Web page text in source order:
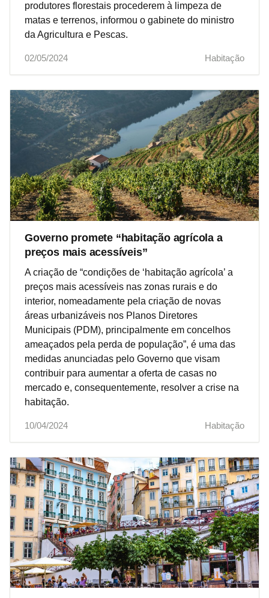
produtores florestais procederem à limpeza de
matas e terrenos, informou o gabinete do ministro
da Agricultura e Pescas.
02/05/2024 Habitação
Governo promete “habitação agrícola a
preços mais acessíveis”
A criação de “condições de ‘habitação agrícola’ a
preços mais acessíveis nas zonas rurais e do
interior, nomeadamente pela criação de novas
áreas urbanizáveis nos Planos Diretores
Municipais (PDM), principalmente em concelhos
ameaçados pela perda de população”, é uma das
medidas anunciadas pelo Governo que visam
contribuir para aumentar a oferta de casas no
mercado e, consequentemente, resolver a crise na
habitação.
10/04/2024 Habitação